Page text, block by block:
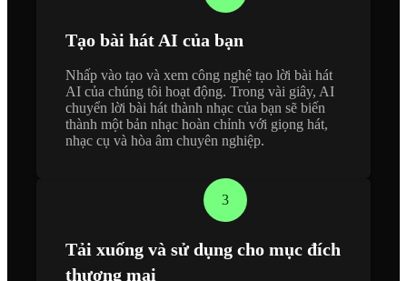
Tạo bài hát AI của bạn
Nhấp vào tạo và xem công nghệ tạo lời bài hát
AI của chúng tôi hoạt động. Trong vài giây, AI
chuyển lời bài hát thành nhạc của bạn sẽ biến
thành một bản nhạc hoàn chỉnh với giọng hát,
nhạc cụ và hòa âm chuyên nghiệp.
3
Tải xuống và sử dụng cho mục đích
thương mại